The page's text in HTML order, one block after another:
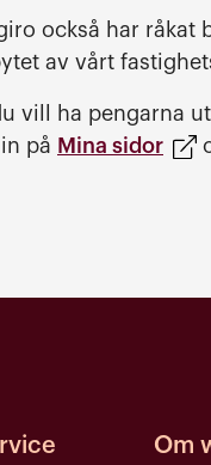
också har råkat
av vårt
vill ha pengarna
på Mina sidor
Om